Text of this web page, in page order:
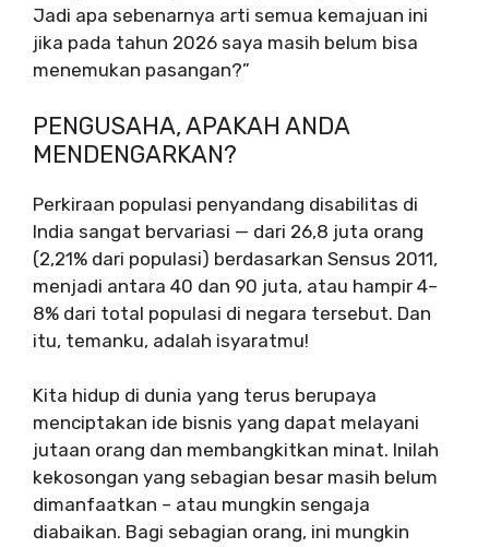
Jadi apa sebenarnya arti semua kemajuan ini
jika pada tahun 2026 saya masih belum bisa
menemukan pasangan?”
PENGUSAHA, APAKAH ANDA
MENDENGARKAN?
Perkiraan populasi penyandang disabilitas di
India sangat bervariasi — dari 26,8 juta orang
(2,21% dari populasi) berdasarkan Sensus 2011,
menjadi antara 40 dan 90 juta, atau hampir 4–
8% dari total populasi di negara tersebut. Dan
itu, temanku, adalah isyaratmu!
Kita hidup di dunia yang terus berupaya
menciptakan ide bisnis yang dapat melayani
jutaan orang dan membangkitkan minat. Inilah
kekosongan yang sebagian besar masih belum
dimanfaatkan – atau mungkin sengaja
diabaikan. Bagi sebagian orang, ini mungkin